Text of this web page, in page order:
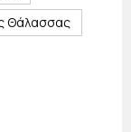
Θάλασσας